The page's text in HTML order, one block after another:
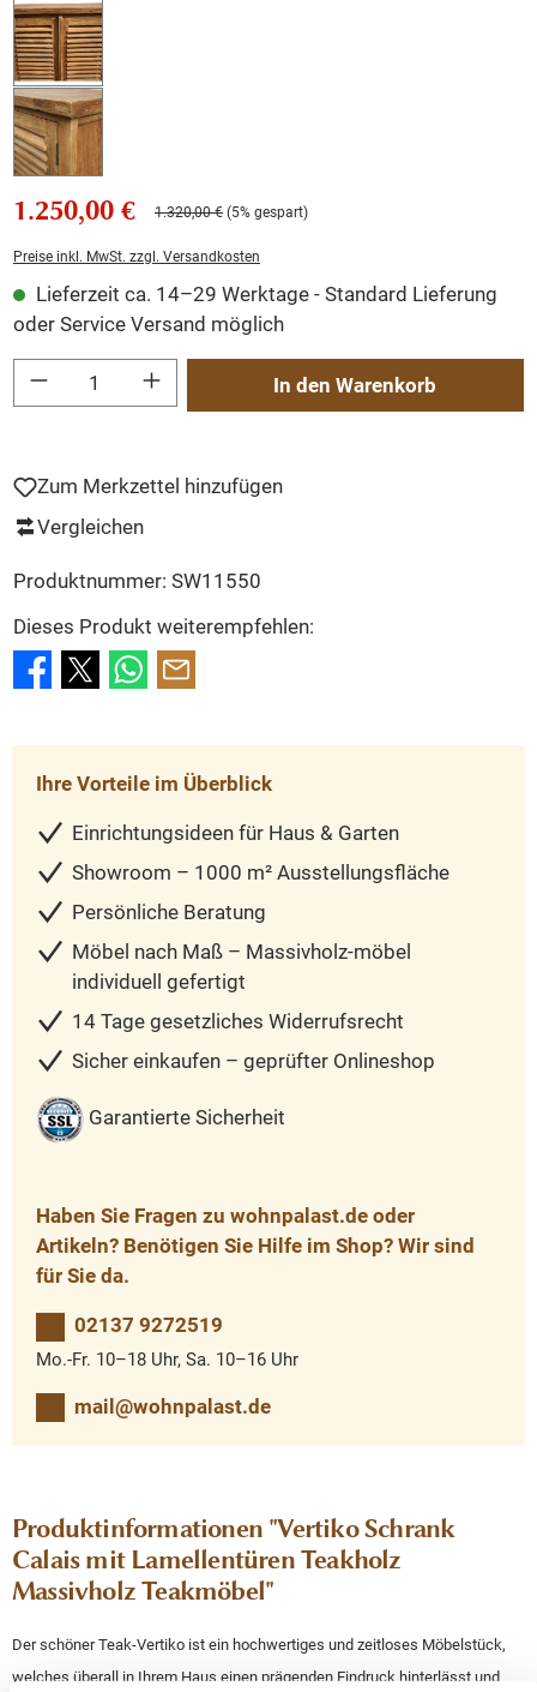
1.250,00 € 1.320,00 € (5% gespart)
Preise inkl. MwSt. zzgl. Versandkosten
Lieferzeit ca. 14–29 Werktage - Standard Lieferung
oder Service Versand möglich
Produkt Anzahl: Gib den gewünschten Wert ein oder benutze die Schaltflächen
In den Warenkorb
Zum Merkzettel hinzufügen
Vergleichen
Produktnummer: SW11550
Dieses Produkt weiterempfehlen:
Ihre Vorteile im Überblick
Einrichtungsideen für Haus & Garten
Showroom – 1000 m² Ausstellungsfläche
Persönliche Beratung
Möbel nach Maß – Massivholz-möbel
individuell gefertigt
14 Tage gesetzliches Widerrufsrecht
Sicher einkaufen – geprüfter Onlineshop
Garantierte Sicherheit
Haben Sie Fragen zu wohnpalast.de oder
Artikeln? Benötigen Sie Hilfe im Shop? Wir sind
für Sie da.
02137 9272519
Mo.-Fr. 10–18 Uhr, Sa. 10–16 Uhr
mail@wohnpalast.de
Produktinformationen "Vertiko Schrank
Calais mit Lamellentüren Teakholz
Massivholz Teakmöbel"
Der schöner Teak-Vertiko ist ein hochwertiges und zeitloses Möbelstück,
welches überall in Ihrem Haus einen prägenden Eindruck hinterlässt und